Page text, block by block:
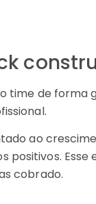
time de forma
ao
Esse
cobrado.